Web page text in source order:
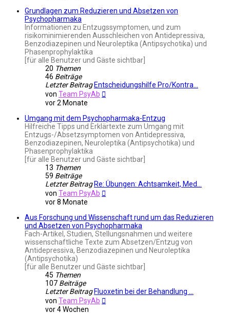
Grundlagen zum Reduzieren und Absetzen von
Psychopharmaka
Informationen zu Entzugssymptomen, und zum
risikominimierenden Ausschleichen von Antidepressiva,
Benzodiazepinen und Neuroleptika (Antipsychotika) und
Phasenprophylaktika
[für alle Benutzer und Gäste sichtbar]
20 Themen
46 Beiträge
Letzter Beitrag Entscheidungshilfe Pro/Kontra…
von Team PsyAb
vor 2 Monate
Umgang mit dem Psychopharmaka-Entzug
Hilfreiche Tipps und Erklärtexte zum Umgang mit
Entzugs-/Absetzsymptomen von Antidepressiva,
Benzodiazepinen, Neuroleptika (Antipsychotika) und
Phasenprophylaktika
[für alle Benutzer und Gäste sichtbar]
13 Themen
59 Beiträge
Letzter Beitrag Re: Übungen: Achtsamkeit, Med…
von Team PsyAb
vor 8 Monate
Aus Forschung und Wissenschaft rund um das Reduzieren
und Absetzen von Psychopharmaka
Fach-Artikel, Studien, Stellungsnahmen und weitere
wissenschaftliche Texte zum Absetzen/Entzug von
Antidepressiva, Benzodiazepinen und Neuroleptika
(Antipsychotika)
[für alle Benutzer und Gäste sichtbar]
45 Themen
107 Beiträge
Letzter Beitrag Fluoxetin bei der Behandlung …
von Team PsyAb
vor 4 Wochen